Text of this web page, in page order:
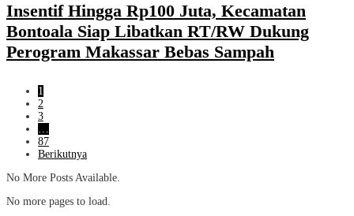
Insentif Hingga Rp100 Juta, Kecamatan
Bontoala Siap Libatkan RT/RW Dukung
Perogram Makassar Bebas Sampah
1
2
3
…
87
Berikutnya
No More Posts Available.
No more pages to load.